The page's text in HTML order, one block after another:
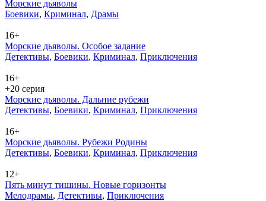
Морские дьяволы
Бое­ви­ки, Кри­ми­нал, Дра­мы
16+
Морские дьяволы. Особое задание
Де­тек­ти­вы, Бое­ви­ки, Кри­ми­нал, При­клю­че­ния
16+
+20 серия
Морские дьяволы. Дальние рубежи
Де­тек­ти­вы, Бое­ви­ки, Кри­ми­нал, При­клю­че­ния
16+
Морские дьяволы. Рубежи Родины
Де­тек­ти­вы, Бое­ви­ки, Кри­ми­нал, При­клю­че­ния
12+
Пять минут тишины. Новые горизонты
Ме­ло­дра­мы, Де­тек­ти­вы, При­клю­че­ния